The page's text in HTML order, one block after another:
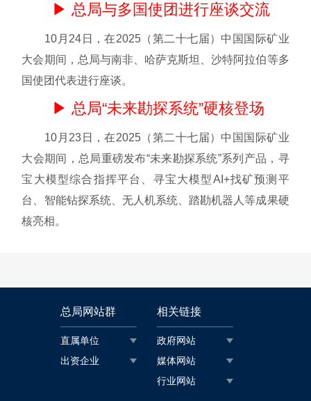
▶总局与多国使团进行座谈交流
10月24日，在2025（第二十七届）中国国际矿业
大会期间，总局与南非、哈萨克斯坦、沙特阿拉伯等多
国使团代表进行座谈。
▶ 总局“未来勘探系统”硬核登场
10月23日，在2025（第二十七届）中国国际矿业
大会期间，总局重磅发布“未来勘探系统”系列产品，寻
宝大模型综合指挥平台、寻宝大模型AI+找矿预测平
台、智能钻探系统、无人机系统、踏勘机器人等成果硬
核亮相。
总局网站群
直属单位
出资企业
相关链接
政府网站
媒体网站
行业网站